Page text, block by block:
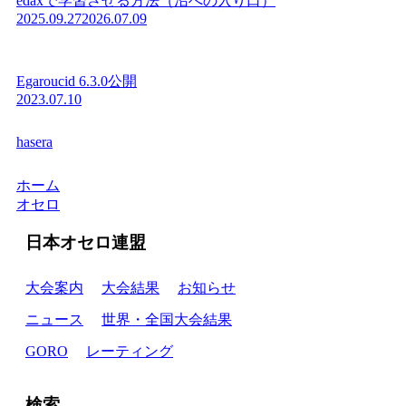
2025.09.272026.07.09
Egaroucid 6.3.0公開
2023.07.10
hasera
ホーム
オセロ
日本オセロ連盟
大会案内 大会結果 お知らせ
ニュース 世界・全国大会結果
GORO レーティング